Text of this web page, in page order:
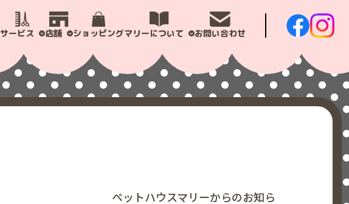
サービス 店舗 ショッピングマリーについて お問い合わせ
ペットハウスマリーからのお知ら